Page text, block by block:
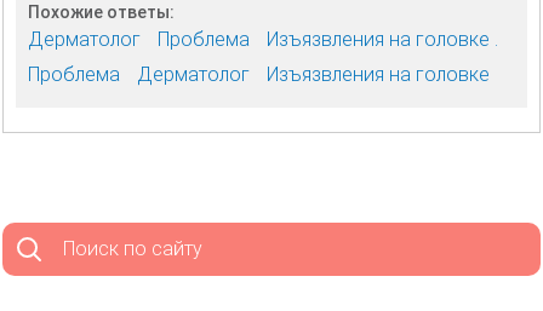
Похожие ответы:
Дерматолог Проблема
Изъязвления на головке .
Проблема
Дерматолог Изъязвления на головке
Поиск по сайту